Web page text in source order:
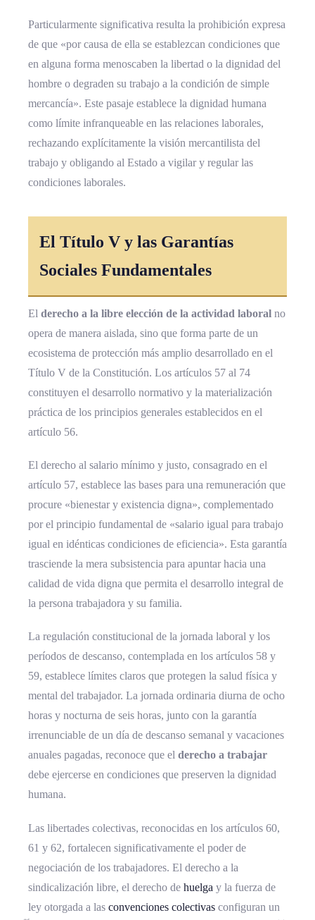
Particularmente significativa resulta la prohibición expresa
de que «por causa de ella se establezcan condiciones que
en alguna forma menoscaben la libertad o la dignidad del
hombre o degraden su trabajo a la condición de simple
mercancía». Este pasaje establece la dignidad humana
como límite infranqueable en las relaciones laborales,
rechazando explícitamente la visión mercantilista del
trabajo y obligando al Estado a vigilar y regular las
condiciones laborales.
El Título V y las Garantías
Sociales Fundamentales
El derecho a la libre elección de la actividad laboral no
opera de manera aislada, sino que forma parte de un
ecosistema de protección más amplio desarrollado en el
Título V de la Constitución. Los artículos 57 al 74
constituyen el desarrollo normativo y la materialización
práctica de los principios generales establecidos en el
artículo 56.
El derecho al salario mínimo y justo, consagrado en el
artículo 57, establece las bases para una remuneración que
procure «bienestar y existencia digna», complementado
por el principio fundamental de «salario igual para trabajo
igual en idénticas condiciones de eficiencia». Esta garantía
trasciende la mera subsistencia para apuntar hacia una
calidad de vida digna que permita el desarrollo integral de
la persona trabajadora y su familia.
La regulación constitucional de la jornada laboral y los
períodos de descanso, contemplada en los artículos 58 y
59, establece límites claros que protegen la salud física y
mental del trabajador. La jornada ordinaria diurna de ocho
horas y nocturna de seis horas, junto con la garantía
irrenunciable de un día de descanso semanal y vacaciones
anuales pagadas, reconoce que el derecho a trabajar
debe ejercerse en condiciones que preserven la dignidad
humana.
Las libertades colectivas, reconocidas en los artículos 60,
61 y 62, fortalecen significativamente el poder de
negociación de los trabajadores. El derecho a la
sindicalización libre, el derecho de huelga y la fuerza de
ley otorgada a las convenciones colectivas configuran un